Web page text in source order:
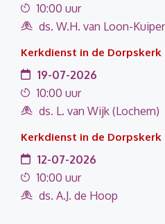
10:00 uur
ds. W.H. van Loon-
Kerkdienst in de Dorpskerk
19-07-2026
10:00 uur
ds. L. van Wijk (Lochem)
Kerkdienst in de Dorpskerk
12-07-2026
10:00 uur
ds. A.J. de Hoop